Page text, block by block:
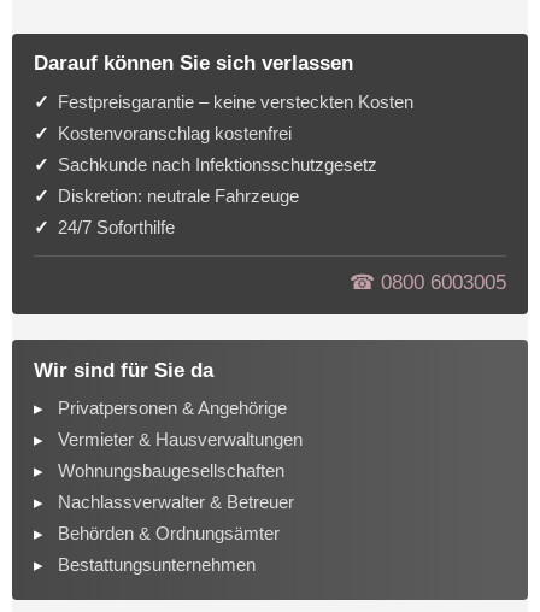
Darauf können Sie sich verlassen
Festpreisgarantie – keine versteckten Kosten
Kostenvoranschlag kostenfrei
Sachkunde nach Infektionsschutzgesetz
Diskretion: neutrale Fahrzeuge
24/7 Soforthilfe
☎︎ 0800 6003005
Wir sind für Sie da
Privatpersonen & Angehörige
Vermieter & Hausverwaltungen
Wohnungsbaugesellschaften
Nachlassverwalter & Betreuer
Behörden & Ordnungsämter
Bestattungsunternehmen